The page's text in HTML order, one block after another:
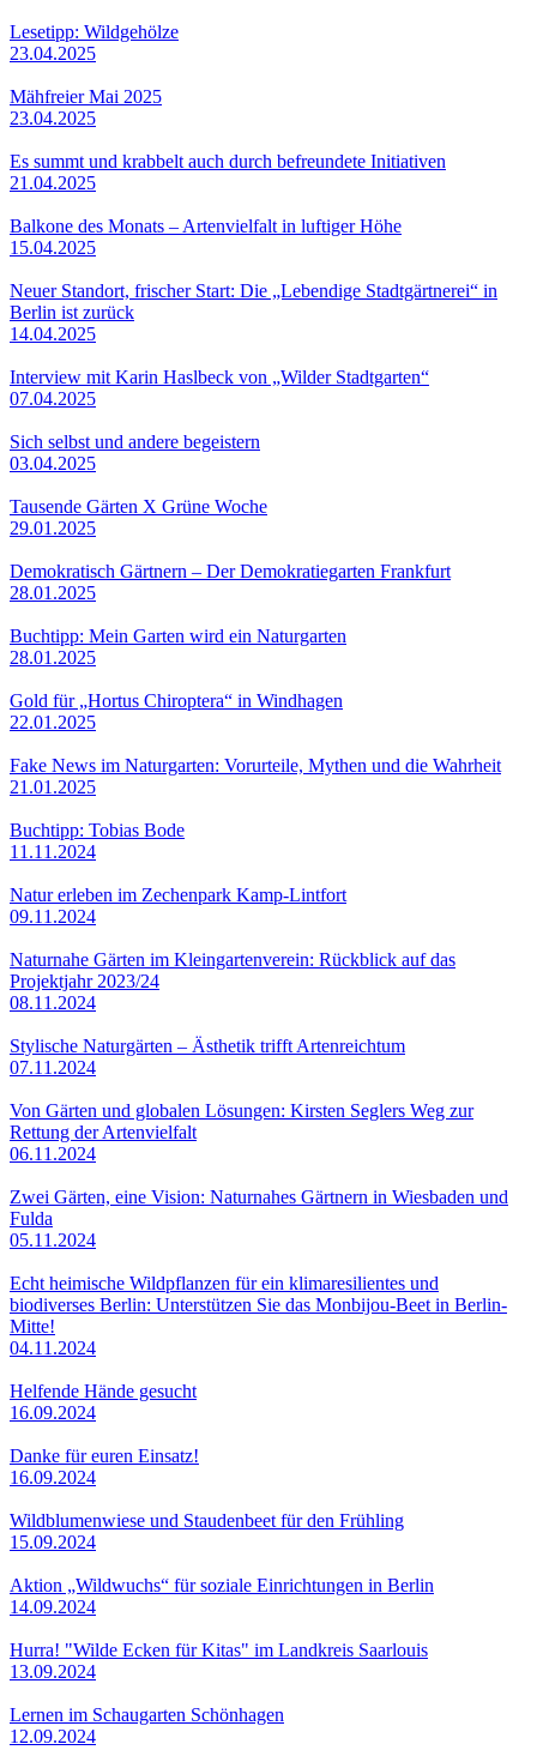
Lesetipp: Wildgehölze
23.04.2025
Mähfreier Mai 2025
23.04.2025
Es summt und krabbelt auch durch befreundete Initiativen
21.04.2025
Balkone des Monats – Artenvielfalt in luftiger Höhe
15.04.2025
Neuer Standort, frischer Start: Die „Lebendige Stadtgärtnerei“ in
Berlin ist zurück
14.04.2025
Interview mit Karin Haslbeck von „Wilder Stadtgarten“
07.04.2025
Sich selbst und andere begeistern
03.04.2025
Tausende Gärten X Grüne Woche
29.01.2025
Demokratisch Gärtnern – Der Demokratiegarten Frankfurt
28.01.2025
Buchtipp: Mein Garten wird ein Naturgarten
28.01.2025
Gold für „Hortus Chiroptera“ in Windhagen
22.01.2025
Fake News im Naturgarten: Vorurteile, Mythen und die Wahrheit
21.01.2025
Buchtipp: Tobias Bode
11.11.2024
Natur erleben im Zechenpark Kamp-Lintfort
09.11.2024
Naturnahe Gärten im Kleingartenverein: Rückblick auf das
Projektjahr 2023/24
08.11.2024
Stylische Naturgärten – Ästhetik trifft Artenreichtum
07.11.2024
Von Gärten und globalen Lösungen: Kirsten Seglers Weg zur
Rettung der Artenvielfalt
06.11.2024
Zwei Gärten, eine Vision: Naturnahes Gärtnern in Wiesbaden und
Fulda
05.11.2024
Echt heimische Wildpflanzen für ein klimaresilientes und
biodiverses Berlin: Unterstützen Sie das Monbijou-Beet in Berlin-
Mitte!
04.11.2024
Helfende Hände gesucht
16.09.2024
Danke für euren Einsatz!
16.09.2024
Wildblumenwiese und Staudenbeet für den Frühling
15.09.2024
Aktion „Wildwuchs“ für soziale Einrichtungen in Berlin
14.09.2024
Hurra! "Wilde Ecken für Kitas" im Landkreis Saarlouis
13.09.2024
Lernen im Schaugarten Schönhagen
12.09.2024